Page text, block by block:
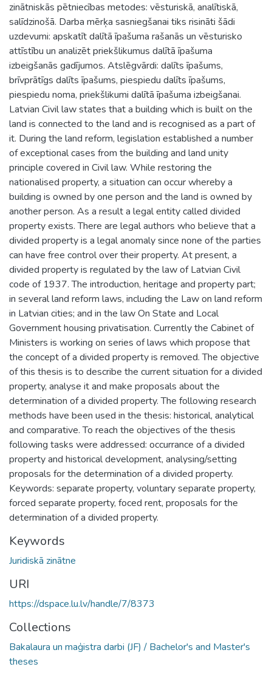
zinātniskās pētniecības metodes: vēsturiskā, analītiskā,
salīdzinošā. Darba mērķa sasniegšanai tiks risināti šādi
uzdevumi: apskatīt dalītā īpašuma rašanās un vēsturisko
attīstību un analizēt priekšlikumus dalītā īpašuma
izbeigšanās gadījumos. Atslēgvārdi: dalīts īpašums,
brīvprātīgs dalīts īpašums, piespiedu dalīts īpašums,
piespiedu noma, priekšlikumi dalītā īpašuma izbeigšanai.
Latvian Civil law states that a building which is built on the
land is connected to the land and is recognised as a part of
it. During the land reform, legislation established a number
of exceptional cases from the building and land unity
principle covered in Civil law. While restoring the
nationalised property, a situation can occur whereby a
building is owned by one person and the land is owned by
another person. As a result a legal entity called divided
property exists. There are legal authors who believe that a
divided property is a legal anomaly since none of the parties
can have free control over their property. At present, a
divided property is regulated by the law of Latvian Civil
code of 1937. The introduction, heritage and property part;
in several land reform laws, including the Law on land reform
in Latvian cities; and in the law On State and Local
Government housing privatisation. Currently the Cabinet of
Ministers is working on series of laws which propose that
the concept of a divided property is removed. The objective
of this thesis is to describe the current situation for a divided
property, analyse it and make proposals about the
determination of a divided property. The following research
methods have been used in the thesis: historical, analytical
and comparative. To reach the objectives of the thesis
following tasks were addressed: occurrance of a divided
property and historical development, analysing/setting
proposals for the determination of a divided property.
Keywords: separate property, voluntary separate property,
forced separate property, foced rent, proposals for the
determination of a divided property.
Keywords
Juridiskā zinātne
URI
https://dspace.lu.lv/handle/7/8373
Collections
Bakalaura un maģistra darbi (JF) / Bachelor's and Master's
theses